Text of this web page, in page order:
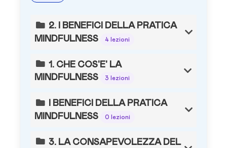
2. I BENEFICI DELLA PRATICA
MINDFULNESS
4 lezioni
1. CHE COS'E' LA
MINDFULNESS
3 lezioni
I BENEFICI DELLA PRATICA
MINDFULNESS
0 lezioni
3. LA CONSAPEVOLEZZA DEL